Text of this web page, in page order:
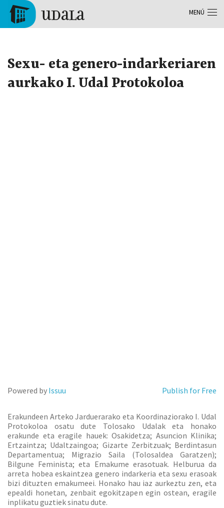
Pasar al contenido principal
Sexu- eta genero-indarkeriaren
aurkako I. Udal Protokoloa
Powered by Issuu Publish for Free
Erakundeen Arteko Jarduerarako eta Koordinaziorako I. Udal
Protokoloa osatu dute Tolosako Udalak eta honako
erakunde eta eragile hauek: Osakidetza; Asuncion Klinika;
Ertzaintza; Udaltzaingoa; Gizarte Zerbitzuak; Berdintasun
Departamentua; Migrazio Saila (Tolosaldea Garatzen);
Bilgune Feminista; eta Emakume erasotuak. Helburua da
arreta hobea eskaintzea genero indarkeria eta sexu erasoak
bizi dituzten emakumeei. Honako hau iaz aurkeztu zen, eta
epealdi honetan, zenbait egokitzapen egin ostean, eragile
inplikatu guztiek sinatu dute.
MENÚ